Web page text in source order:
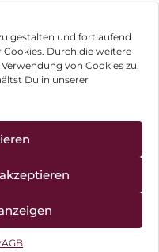
gestalten und fortlaufend
Durch die weitere
von Cookies zu.
Du in unserer
AGB Reserved.